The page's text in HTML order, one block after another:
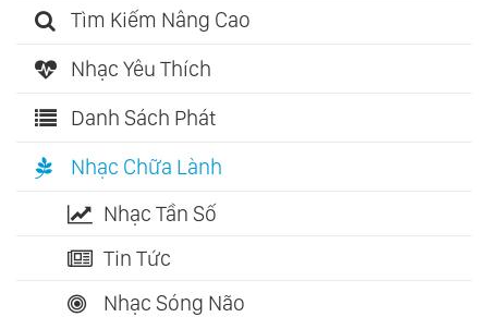
Tìm Kiếm Nâng Cao
Nhạc Yêu Thích
Danh Sách Phát
Nhạc Chữa Lành
Nhạc Tần Số
Tin Tức
Nhạc Sóng Não